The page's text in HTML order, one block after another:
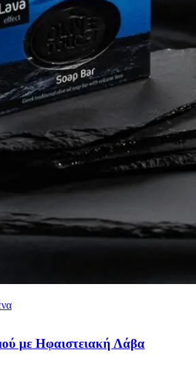
με Ηφαιστειακή Λάβα